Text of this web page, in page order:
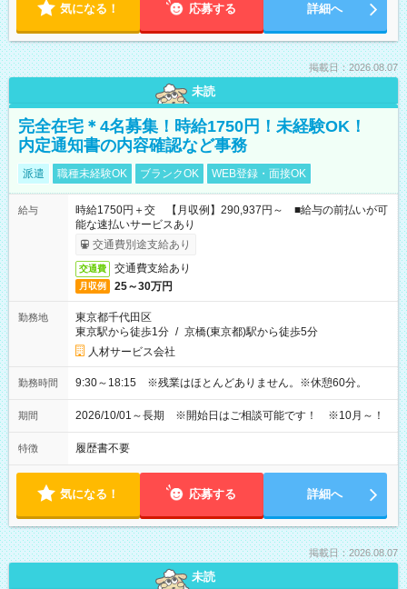
気になる！ 応募する 詳細へ
掲載日：2026.08.07
未読
完全在宅＊4名募集！時給1750円！未経験OK！
内定通知書の内容確認など事務
派遣 職種未経験OK ブランクOK WEB登録・面接OK
給与
時給1750円＋交 【月収例】290,937円～ ■給与の前払いが可
能な速払いサービスあり
交通費別途支給あり
交通費 交通費支給あり
月収例 25～30万円
勤務地
東京都千代田区
東京駅から徒歩1分 / 京橋(東京都)駅から徒歩5分
人材サービス会社
勤務時間 9:30～18:15 ※残業はほとんどありません。※休憩60分。
期間 2026/10/01～長期 ※開始日はご相談可能です！ ※10月～！
特徴 履歴書不要
気になる！ 応募する 詳細へ
掲載日：2026.08.07
未読